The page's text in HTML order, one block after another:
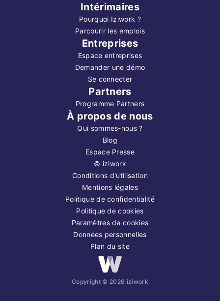
Intérimaires
Pourquoi Iziwork ?
Parcourir les emplois
Entreprises
Espace entreprises
Demander une démo
Se connecter
Partners
Programme Partners
À propos de nous
Qui sommes-nous ?
Blog
Espace Presse
© iziwork
Conditions d'utilisation
Mentions légales
Politique de confidentialité
Politique de cookies
Paramètres de cookies
Données personnelles
Plan du site
Copyright © 2026 iziwork